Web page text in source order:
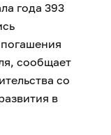
года 393
сообщает
со
в